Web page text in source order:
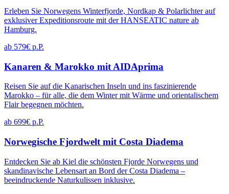
Erleben Sie Norwegens Winterfjorde, Nordkap & Polarlichter auf
exklusiver Expeditionsroute mit der HANSEATIC nature ab
Hamburg.
ab 579€ p.P.
Kanaren & Marokko mit AIDAprima
Reisen Sie auf die Kanarischen Inseln und ins faszinierende
Marokko – für alle, die dem Winter mit Wärme und orientalischem
Flair begegnen möchten.
ab 699€ p.P.
Norwegische Fjordwelt mit Costa Diadema
Entdecken Sie ab Kiel die schönsten Fjorde Norwegens und
skandinavische Lebensart an Bord der Costa Diadema –
beeindruckende Naturkulissen inklusive.